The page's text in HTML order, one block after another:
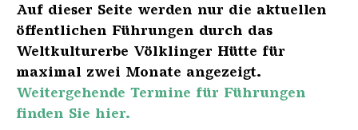
Auf dieser Seite werden nur die aktuellen
öffentlichen Führungen durch das
Weltkulturerbe Völklinger Hütte für
maximal zwei Monate angezeigt.
Weitergehende Termine für Führungen
finden Sie hier.